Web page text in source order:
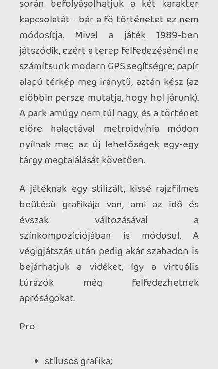
jól kiválasztott szinkronhangok;
mi választhatjuk ki a
mondandónkat;
a helyszín metroidviniaszerű
felfedezése;
nem kell minden napot
végigjátszani;
nyugtató zenék;
a könyvek;
Kontra:
elnagyolt emberi modellek;
a párbeszédek néhol túl lettek
bonyolítva;
játékmenetbeli túlkomplikálások;
nem a legelejétől kezdi újra a
napot;
a kerítés, amin nem lehet átmászni...
mellett a nyugisabb narratív
kalandok kedvelőinek.